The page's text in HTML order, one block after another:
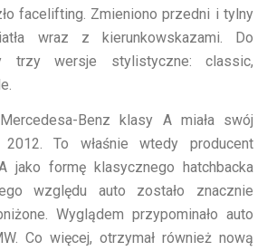
facelifting. Zmieniono przedni i tylny
wraz z kierunkowskazami. Do
trzy wersje stylistyczne: classic,
Benz klasy A miała swój
To właśnie wtedy producent
jako formę klasycznego hatchbacka
względu auto zostało znacznie
Wyglądem przypominało auto
Co więcej, otrzymał również nową